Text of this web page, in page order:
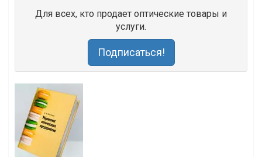
Для всех, кто продает оптические товары и
услуги.
Подписаться!